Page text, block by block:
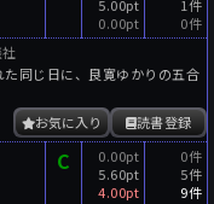
5.00pt
0.00pt
1件
0件
同じ日に、良寛ゆかりの五合
読書登録
お気に入り
C
0.00pt
5.60pt
4.00pt
0件
5件
9件